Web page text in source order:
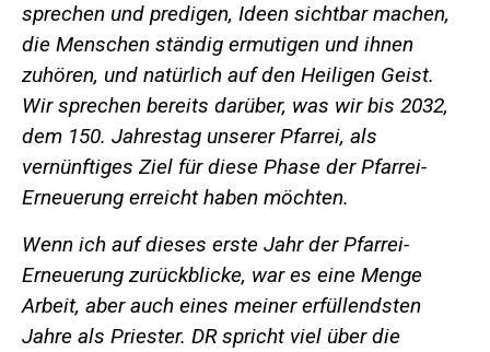
sprechen und predigen, Ideen sichtbar machen,
die Menschen ständig ermutigen und ihnen
zuhören, und natürlich auf den Heiligen Geist.
Wir sprechen bereits darüber, was wir bis 2032,
dem 150. Jahrestag unserer Pfarrei, als
vernünftiges Ziel für diese Phase der Pfarrei-
Erneuerung erreicht haben möchten.
Wenn ich auf dieses erste Jahr der Pfarrei-
Erneuerung zurückblicke, war es eine Menge
Arbeit, aber auch eines meiner erfüllendsten
Jahre als Priester. DR spricht viel über die